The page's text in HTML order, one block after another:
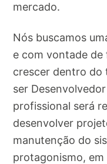
mercado.
Nós buscamos
e com vontade de
crescer dentro do
ser
profissional será
desenvolver
manutenção do
protagonismo,